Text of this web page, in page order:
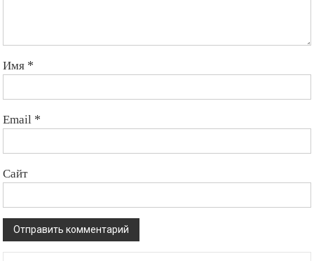
Имя *
Email *
Сайт